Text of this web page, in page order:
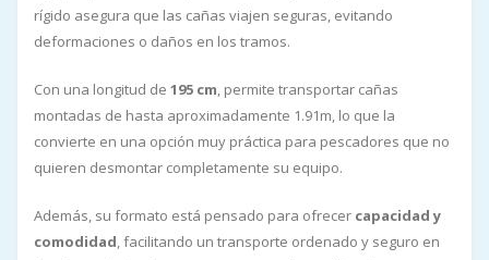
rígido asegura que las cañas viajen seguras, evitando
deformaciones o daños en los tramos.
Con una longitud de 195 cm, permite transportar cañas
montadas de hasta aproximadamente 1.91m, lo que la
convierte en una opción muy práctica para pescadores que no
quieren desmontar completamente su equipo.
Además, su formato está pensado para ofrecer capacidad y
comodidad, facilitando un transporte ordenado y seguro en